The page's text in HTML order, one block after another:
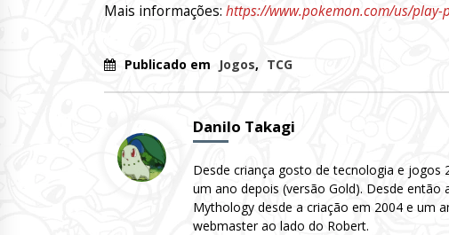
Mais informações: https://www.pokemon.com/us/
Publicado em Jogos, TCG
Danilo Takagi
Desde criança gosto de tecnologia e jogos
um ano depois (versão Gold). Desde
Mythology desde a criação em 2004 e um
webmaster ao lado do Robert.